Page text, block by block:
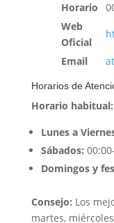
Horario
Web
Oficial
Email
Horarios de
Horario habitual:
Lunes a
Sábados:
Domingos y
Consejo: Los
martes,